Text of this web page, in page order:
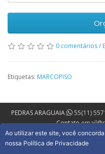
0 comentários/
Etiquetas: MARCOPISO
PEDRAS ARAGUAIA 55(11)
Contato
Ao utilizar este site, você
nossa Política de Privacidade